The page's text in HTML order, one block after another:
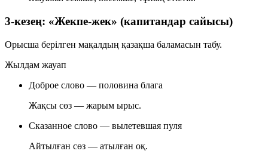
3-кезең: «Жекпе-жек» (капитандар сайысы)
Орысша берілген мақалдың қазақша баламасын табу.
Жылдам жауап
Доброе слово — половина блага
Жақсы сөз — жарым ырыс.
Сказанное слово — вылетевшая пуля
Айтылған сөз — атылған оқ.